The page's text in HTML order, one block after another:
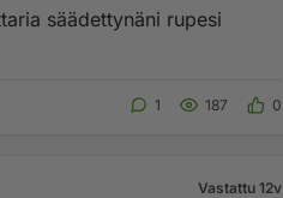
1 187 0
Vastattu 12v